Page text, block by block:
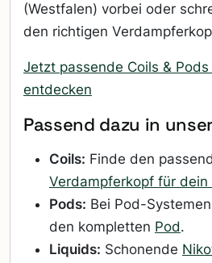
(Westfalen) vorbei oder
den richtigen
Jetzt passende Coils &
entdecken
Passend dazu in
Coils: Finde den
Verdampferkopf für dein
Pods: Bei Pod-
den kompletten Pod.
Liquids: Schonende